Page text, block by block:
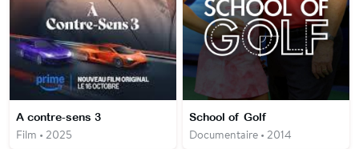
A contre-sens 3
Film • 2025
School of Golf
Documentaire • 2014